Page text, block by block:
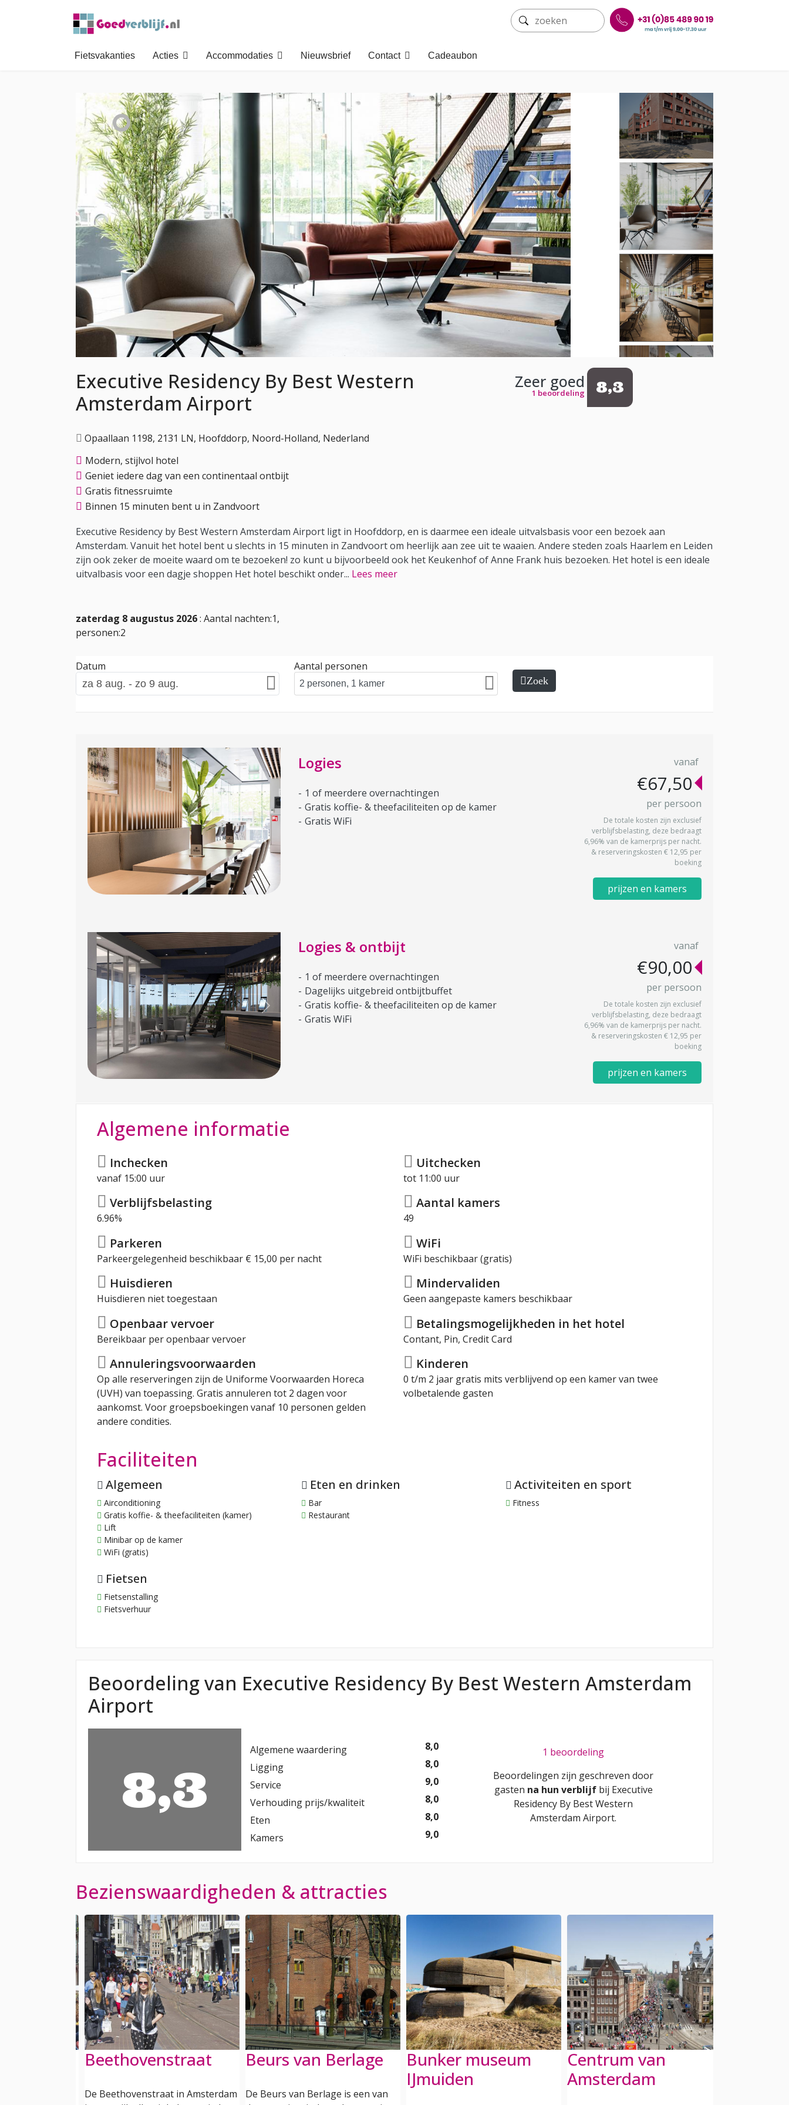
Fietsvakanties Acties Accommodaties Nieuwsbrief Contact Cadeaubon
Executive Residency By Best Western
Amsterdam Airport
Opaallaan 1198, 2131 LN, Hoofddorp, Noord-Holland, Nederland
Zeer goed
1 beoordeling 8,3
Modern, stijlvol hotel
Geniet iedere dag van een continentaal ontbijt
Gratis fitnessruimte
Binnen 15 minuten bent u in Zandvoort
Executive Residency by Best Western Amsterdam Airport ligt in Hoofddorp, en is daarmee een ideale uitvalsbasis voor een bezoek aan
Amsterdam. Vanuit het hotel bent u slechts in 15 minuten in Zandvoort om heerlijk aan zee uit te waaien. Andere steden zoals Haarlem en Leiden
zijn ook zeker de moeite waard om te bezoeken! zo kunt u bijvoorbeeld ook het Keukenhof of Anne Frank huis bezoeken. Het hotel is een ideale
uitvalbasis voor een dagje shoppen Het hotel beschikt onder... Lees meer
zaterdag 8 augustus 2026: Aantal nachten:1,
personen:2
Datum Aantal personen
Zoek
Logies
1 of meerdere overnachtingen
Gratis koffie- & theefaciliteiten op de kamer
Gratis WiFi
vanaf
€67,50
per persoon
De totale kosten zijn exclusief
verblijfsbelasting, deze bedraagt
6,96% van de kamerprijs per nacht.
& reserveringskosten € 12,95 per
boeking
prijzen en kamers
Previous Next
Logies & ontbijt
1 of meerdere overnachtingen
Dagelijks uitgebreid ontbijtbuffet
Gratis koffie- & theefaciliteiten op de kamer
Gratis WiFi
vanaf
€90,00
per persoon
De totale kosten zijn exclusief
verblijfsbelasting, deze bedraagt
6,96% van de kamerprijs per nacht.
& reserveringskosten € 12,95 per
boeking
prijzen en kamers
Algemene informatie
Inchecken
vanaf 15:00 uur
Uitchecken
tot 11:00 uur
Verblijfsbelasting
6.96%
Aantal kamers
49
Parkeren
Parkeergelegenheid beschikbaar € 15,00 per nacht
WiFi
WiFi beschikbaar (gratis)
Huisdieren
Huisdieren niet toegestaan
Mindervaliden
Geen aangepaste kamers beschikbaar
Openbaar vervoer
Bereikbaar per openbaar vervoer
Betalingsmogelijkheden in het hotel
Contant, Pin, Credit Card
Annuleringsvoorwaarden
Op alle reserveringen zijn de Uniforme Voorwaarden Horeca
(UVH) van toepassing. Gratis annuleren tot 2 dagen voor
aankomst. Voor groepsboekingen vanaf 10 personen gelden
andere condities.
Kinderen
0 t/m 2 jaar gratis mits verblijvend op een kamer van twee
volbetalende gasten
Faciliteiten
Algemeen
Airconditioning
Gratis koffie- & theefaciliteiten (kamer)
Lift
Minibar op de kamer
WiFi (gratis)
Eten en drinken
Bar
Restaurant
Activiteiten en sport
Fitness
Fietsen
Fietsenstalling
Fietsverhuur
Beoordeling van Executive Residency By Best Western Amsterdam
Airport
8,3
Algemene waardering
8,0
Ligging
8,0
Service
9,0
Verhouding prijs/kwaliteit
8,0
Eten
8,0
Kamers
9,0
1 beoordeling
Beoordelingen zijn geschreven door
gasten na hun verblijf bij Executive
Residency By Best Western
Amsterdam Airport.
Bezienswaardigheden & attracties
Beethovenstraat
De Beethovenstraat in Amsterdam
Beurs van Berlage
De Beurs van Berlage is een van
Bunker museum
IJmuiden
Centrum van
Amsterdam